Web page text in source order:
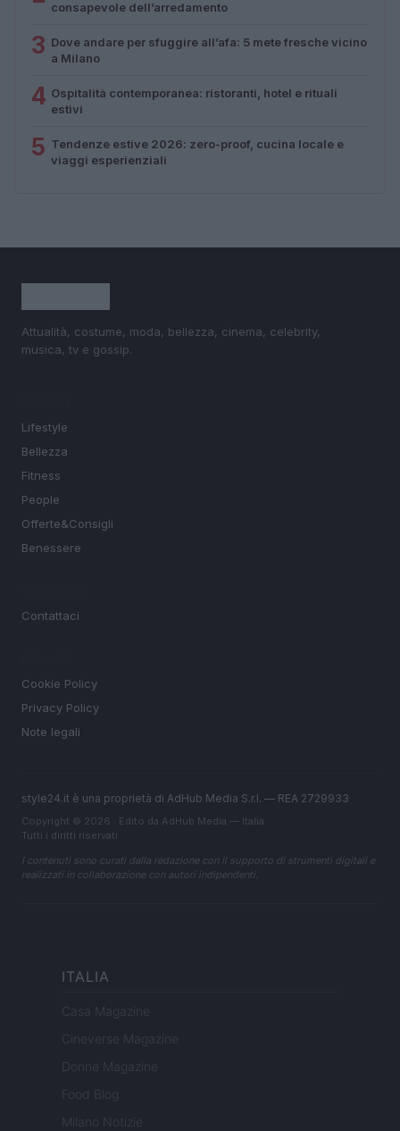
consapevole dell’arredamento
3 Dove andare per sfuggire all’afa: 5 mete fresche vicino
a Milano
4 Ospitalità contemporanea: ristoranti, hotel e rituali
estivi
5 Tendenze estive 2026: zero-proof, cucina locale e
viaggi esperienziali
Attualità, costume, moda, bellezza, cinema, celebrity,
musica, tv e gossip.
Lifestyle
Bellezza
Fitness
People
Offerte&Consigli
Benessere
Contattaci
Cookie Policy
Privacy Policy
Note legali
style24.it è una proprietà di AdHub Media S.r.l. — REA 2729933
Copyright © 2026 · Edito da AdHub Media — Italia
Tutti i diritti riservati
I contenuti sono curati dalla redazione con il supporto di strumenti digitali e
realizzati in collaborazione con autori indipendenti.
ITALIA
Casa Magazine
Cineverse Magazine
Donne Magazine
Food Blog
Milano Notizie